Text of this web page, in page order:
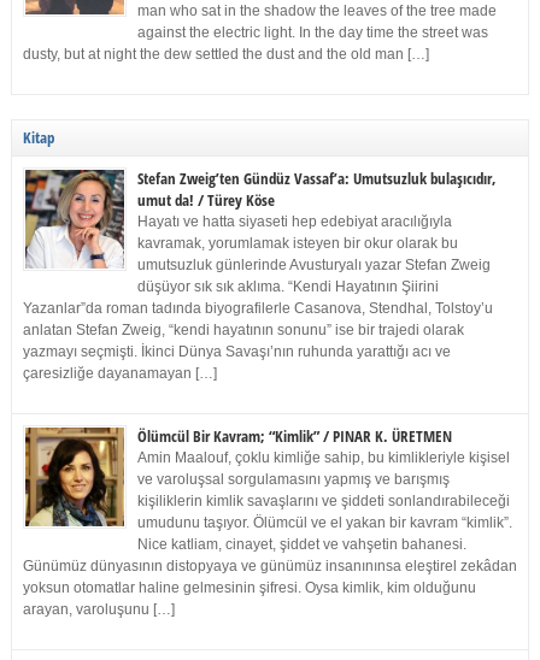
man who sat in the shadow the leaves of the tree made
against the electric light. In the day time the street was
dusty, but at night the dew settled the dust and the old man […]
Kitap
Stefan Zweig’ten Gündüz Vassaf’a: Umutsuzluk bulaşıcıdır,
umut da! / Türey Köse
Hayatı ve hatta siyaseti hep edebiyat aracılığıyla
kavramak, yorumlamak isteyen bir okur olarak bu
umutsuzluk günlerinde Avusturyalı yazar Stefan Zweig
düşüyor sık sık aklıma. “Kendi Hayatının Şiirini
Yazanlar”da roman tadında biyografilerle Casanova, Stendhal, Tolstoy’u
anlatan Stefan Zweig, “kendi hayatının sonunu” ise bir trajedi olarak
yazmayı seçmişti. İkinci Dünya Savaşı’nın ruhunda yarattığı acı ve
çaresizliğe dayanamayan […]
Ölümcül Bir Kavram; “Kimlik” / PINAR K. ÜRETMEN
Amin Maalouf, çoklu kimliğe sahip, bu kimlikleriyle kişisel
ve varoluşsal sorgulamasını yapmış ve barışmış
kişiliklerin kimlik savaşlarını ve şiddeti sonlandırabileceği
umudunu taşıyor. Ölümcül ve el yakan bir kavram “kimlik”.
Nice katliam, cinayet, şiddet ve vahşetin bahanesi.
Günümüz dünyasının distopyaya ve günümüz insanınınsa eleştirel zekâdan
yoksun otomatlar haline gelmesinin şifresi. Oysa kimlik, kim olduğunu
arayan, varoluşunu […]